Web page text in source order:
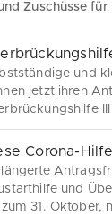
Zuschüsse
und
jetzt ihren
der
enthält die
III
lassen
und
zum 31. Oktober,